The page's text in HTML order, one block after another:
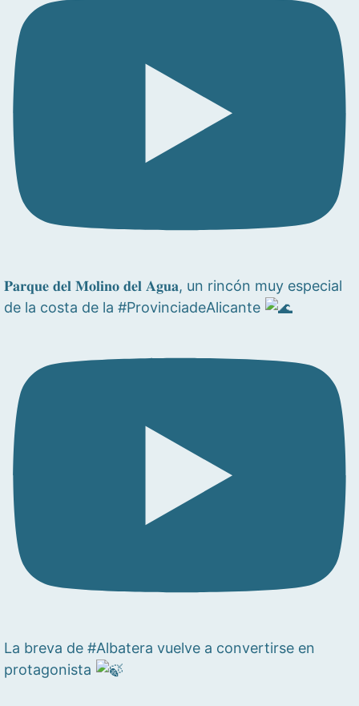
𝐏𝐚𝐫𝐪𝐮𝐞 𝐝𝐞𝐥 𝐌𝐨𝐥𝐢𝐧𝐨 𝐝𝐞𝐥 𝐀𝐠𝐮𝐚, un rincón muy especial
de la costa de la #ProvinciadeAlicante
La breva de #Albatera vuelve a convertirse en
protagonista